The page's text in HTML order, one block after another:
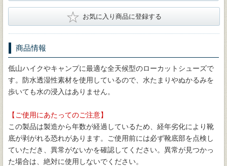
★ お気に入り商品に登録する
商品情報
低山ハイクやキャンプに最適な全天候型のローカットシューズで
す。防水透湿性素材を使用しているので、水たまりやぬかるみを
歩いても水の浸入はありません。
【ご使用にあたってのご注意】
この製品は製造から年数が経過しているため、経年劣化により靴
底が剥がれる恐れがあります。ご使用前には必ず靴底部を点検し
ていただき、異常がないかを確認してください。異常が見つかっ
た場合は、絶対に使用しないでください。